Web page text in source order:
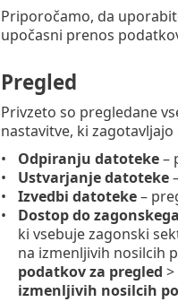
Priporočamo, da
upočasni prenos
Pregled
Privzeto so pregledane
nastavitve, ki
Odpiranju datoteke–
Ustvarjanje datoteke
Izvedbi datoteke–
Dostop do
ki vsebuje zagonski
na izmenljivih nosilcih
podatkov za pregled >
izmenljivih nosilcih